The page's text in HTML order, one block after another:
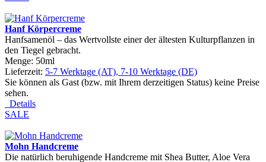
Hanf Körpercreme
Hanfsamenöl – das Wertvollste einer der ältesten Kulturpflanzen in
den Tiegel gebracht.
Menge: 50ml
Lieferzeit: 5-7 Werktage (AT), 7-10 Werktage (DE)
Sie können als Gast (bzw. mit Ihrem derzeitigen Status) keine Preise
sehen.
Details
SALE
Mohn Handcreme
Die natürlich beruhigende Handcreme mit Shea Butter, Aloe Vera